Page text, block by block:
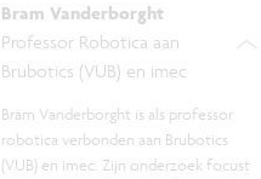
Bram Vanderborght
Professor Robotica aan
Brubotics (VUB) en imec
Bram Vanderborght is als professor
robotica verbonden aan Brubotics
(VUB) en imec. Zijn onderzoek focust